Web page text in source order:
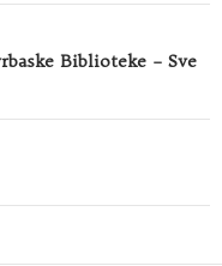
Biblioteke – Sve